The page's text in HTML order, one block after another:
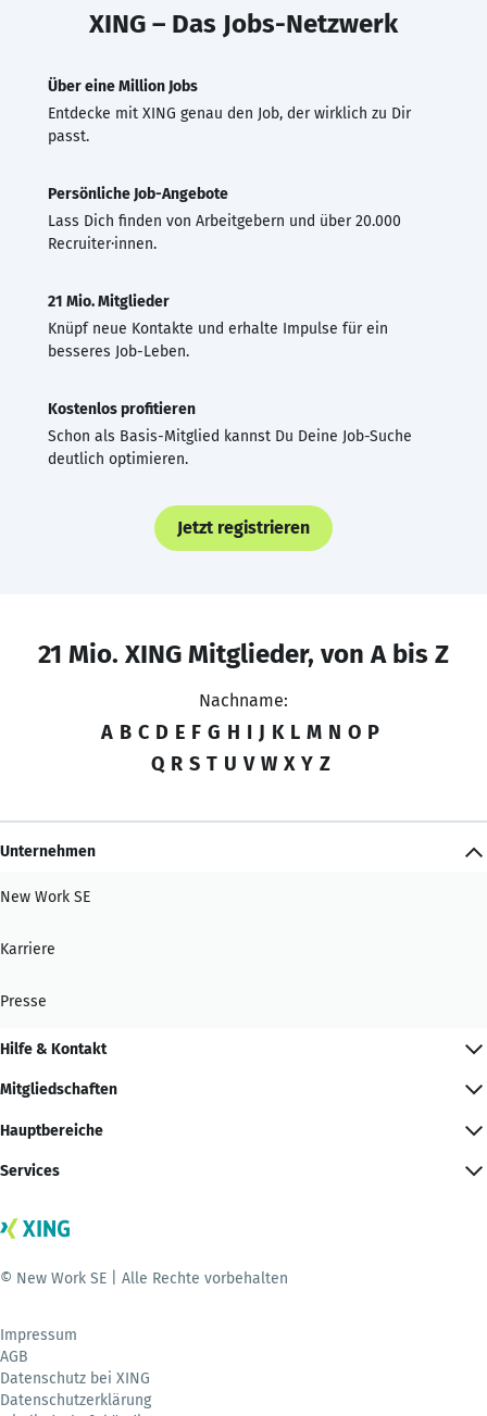
XING – Das Jobs-Netzwerk
Über eine Million Jobs
Entdecke mit XING genau den Job, der wirklich zu Dir
passt.
Persönliche Job-Angebote
Lass Dich finden von Arbeitgebern und über 20.000
Recruiter·innen.
21 Mio. Mitglieder
Knüpf neue Kontakte und erhalte Impulse für ein
besseres Job-Leben.
Kostenlos profitieren
Schon als Basis-Mitglied kannst Du Deine Job-Suche
deutlich optimieren.
Jetzt registrieren
21 Mio. XING Mitglieder, von A bis Z
Nachname:
A B C D E F G H I J K L M N O P
Q R S T U V W X Y Z
Unternehmen
New Work SE
Karriere
Presse
Hilfe & Kontakt
Mitgliedschaften
Hauptbereiche
Services
© New Work SE | Alle Rechte vorbehalten
Impressum
AGB
Datenschutz bei XING
Datenschutzerklärung